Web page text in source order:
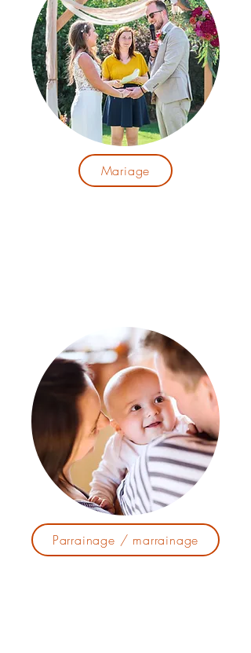
Mariage
Parrainage / marrainage